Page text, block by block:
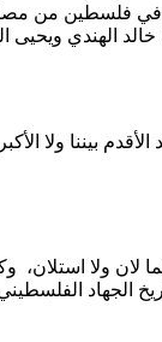
في فلسطين من
خالد الهندي
لان ولا
الجهاد